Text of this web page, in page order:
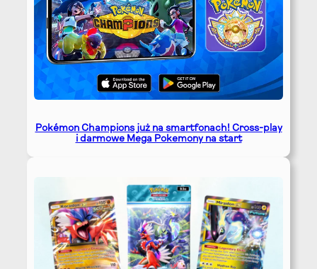
Pokémon Champions już na smartfonach! Cross-play
i darmowe Mega Pokemony na start